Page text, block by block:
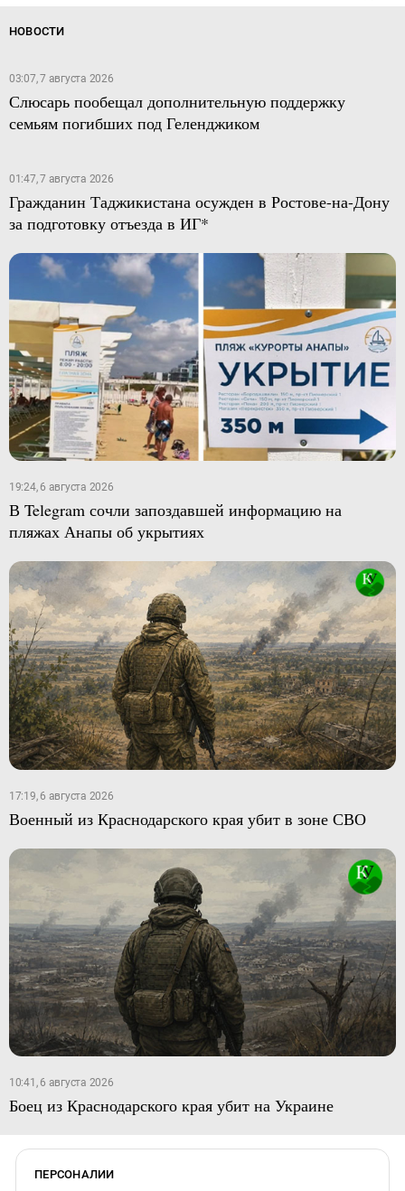
НОВОСТИ
03:07, 7 августа 2026
Слюсарь пообещал дополнительную поддержку
семьям погибших под Геленджиком
01:47, 7 августа 2026
Гражданин Таджикистана осужден в Ростове-на-Дону
за подготовку отъезда в ИГ*
19:24, 6 августа 2026
В Telegram сочли запоздавшей информацию на
пляжах Анапы об укрытиях
17:19, 6 августа 2026
Военный из Краснодарского края убит в зоне СВО
10:41, 6 августа 2026
Боец из Краснодарского края убит на Украине
ПЕРСОНАЛИИ